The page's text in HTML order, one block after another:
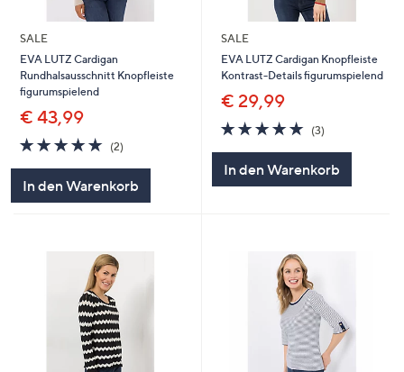
SALE
EVA LUTZ Cardigan
Rundhalsausschnitt Knopfleiste
figurumspielend
€ 43,99
5.0
von
5
(2)
In den Warenkorb
SALE
EVA LUTZ Cardigan Knopfleiste
Kontrast-Details figurumspielend
€ 29,99
5.0
von
(3)3
In den Warenkorb